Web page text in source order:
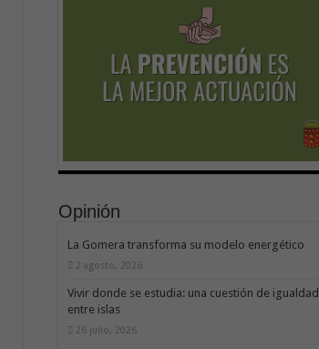
Opinión
La Gomera transforma su modelo energético
2 agosto, 2026
Vivir donde se estudia: una cuestión de igualdad
entre islas
26 julio, 2026